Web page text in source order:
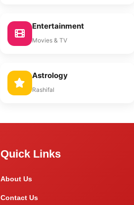
Entertainment
Movies & TV
Astrology
Rashifal
Quick Links
About Us
Contact Us